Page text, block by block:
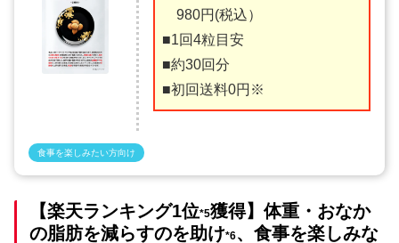
980円(税込）
■1回4粒目安
■約30回分
■初回送料0円※
食事を楽しみたい方向け
【楽天ランキング1位*5獲得】体重・おなか
の脂肪を減らすのを助け*6、食事を楽しみな